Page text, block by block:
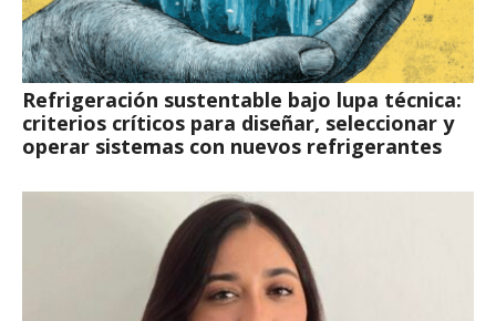
Refrigeración sustentable bajo lupa técnica:
criterios críticos para diseñar, seleccionar y
operar sistemas con nuevos refrigerantes